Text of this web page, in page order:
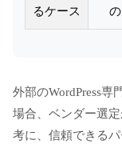
るケース
外部のWordPress専
場合、ベンダー選
考に、信頼できる